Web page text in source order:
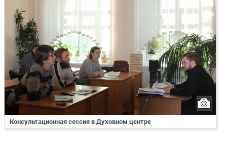
Консультационная сессия в Духовном центре